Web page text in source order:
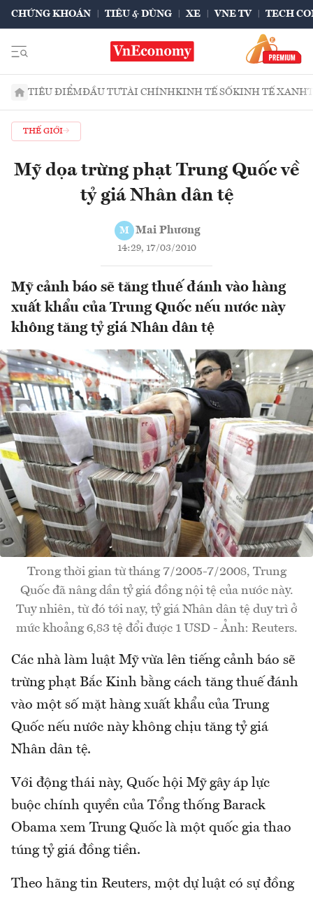
CHỨNG KHOÁN TIÊU & DÙNG XE VNE TV TECH
TIÊU ĐIỂMĐẦU TƯTÀI CHÍNHKINH TẾ SỐKINH TẾ XANH
THẾ GIỚI
Mỹ dọa trừng phạt Trung Quốc về
tỷ giá Nhân dân tệ
M Mai Phương
14:29, 17/03/2010
Mỹ cảnh báo sẽ tăng thuế đánh vào hàng
xuất khẩu của Trung Quốc nếu nước này
không tăng tỷ giá Nhân dân tệ
Trong thời gian từ tháng 7/2005-7/2008, Trung
Quốc đã nâng dần tỷ giá đồng nội tệ của nước này.
Tuy nhiên, từ đó tới nay, tỷ giá Nhân dân tệ duy trì ở
mức khoảng 6,83 tệ đổi được 1 USD - Ảnh: Reuters.
Các nhà làm luật Mỹ vừa lên tiếng cảnh báo sẽ
trừng phạt Bắc Kinh bằng cách tăng thuế đánh
vào một số mặt hàng xuất khẩu của Trung
Quốc nếu nước này không chịu tăng tỷ giá
Nhân dân tệ.
Với động thái này, Quốc hội Mỹ gây áp lực
buộc chính quyền của Tổng thống Barack
Obama xem Trung Quốc là một quốc gia thao
túng tỷ giá đồng tiền.
Theo hãng tin Reuters, một dự luật có sự đồng